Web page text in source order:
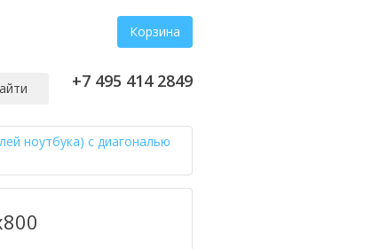
Корзина
+7 495 414 2849
ноутбука) с диагональю